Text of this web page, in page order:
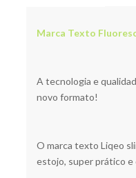
Marca Texto
A tecnologia e
novo formato!
O marca texto Liqeo
estojo, super prático